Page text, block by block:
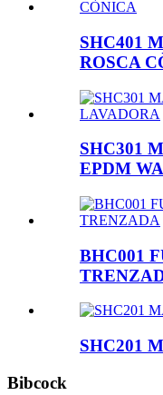
SHC401
ROSCA
SHC301
EPDM
BHC001
SHC201
Bibcock